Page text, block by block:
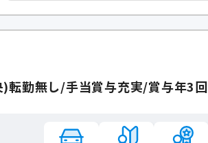
)転勤無し/手当賞与充実/賞与年3回